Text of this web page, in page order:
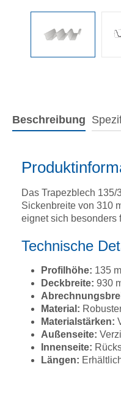
Beschreibung
Das Trapezblech
Sickenbreite von 310
eignet sich besonders
Technische
Profilhöhe: 135
Deckbreite: 930
Material:
Materialstärken:
Außenseite:
Innenseite:
Längen: